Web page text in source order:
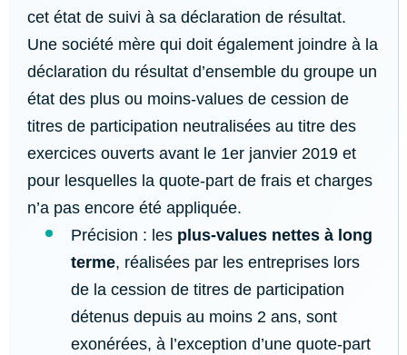
cet état de suivi à sa déclaration de résultat.
Une société mère qui doit également joindre à la
déclaration du résultat d’ensemble du groupe un
état des plus ou moins-values de cession de
titres de participation neutralisées au titre des
exercices ouverts avant le 1er janvier 2019 et
pour lesquelles la quote-part de frais et charges
n’a pas encore été appliquée.
Précision : les plus-values nettes à long
terme, réalisées par les entreprises lors
de la cession de titres de participation
détenus depuis au moins 2 ans, sont
exonérées, à l’exception d’une quote-part